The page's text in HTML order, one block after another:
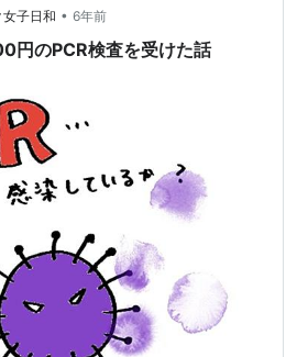
子日和 • 6年前
円のPCR検査を受けた話